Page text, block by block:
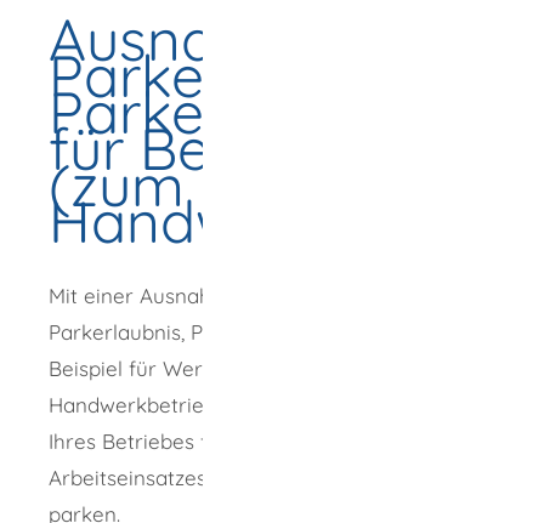
Parkerlaubnis,
für Betriebe
(zum Beispiel
Mit einer Ausnahmegenehmigung
Parkerlaubnis, Parkerleichterung (zum
Beispiel für Werkstattwagen eines
Handwerkbetriebes) können Sie Fahrzeuge
Ihres Betriebes für die Dauer des
Arbeitseinsatzes in bestimmten Bereichen
parken.